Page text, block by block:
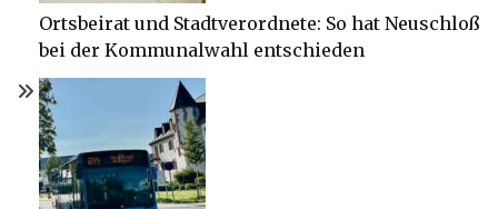
Ortsbeirat und Stadtverordnete: So hat Neuschloß
bei der Kommunalwahl entschieden